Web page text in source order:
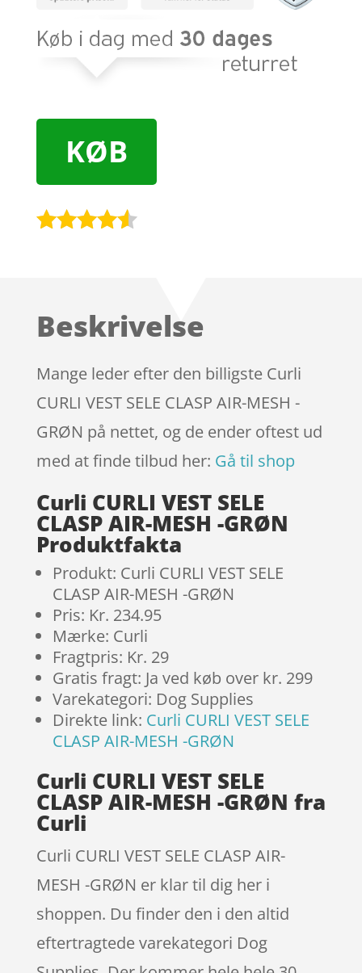
KØB
på
mmelser
Beskrivelse
Mange leder efter den billigste Curli
CURLI VEST SELE CLASP AIR-MESH -
GRØN på nettet, og de ender oftest ud
med at finde tilbud her: Gå til shop
Curli CURLI VEST SELE
CLASP AIR-MESH -GRØN
Produktfakta
Produkt: Curli CURLI VEST SELE
CLASP AIR-MESH -GRØN
Pris: Kr. 234.95
Mærke: Curli
Fragtpris: Kr. 29
Gratis fragt: Ja ved køb over kr. 299
Varekategori: Dog Supplies
Direkte link: Curli CURLI VEST SELE
CLASP AIR-MESH -GRØN
Curli CURLI VEST SELE
CLASP AIR-MESH -GRØN fra
Curli
Curli CURLI VEST SELE CLASP AIR-
MESH -GRØN er klar til dig her i
shoppen. Du finder den i den altid
eftertragtede varekategori Dog